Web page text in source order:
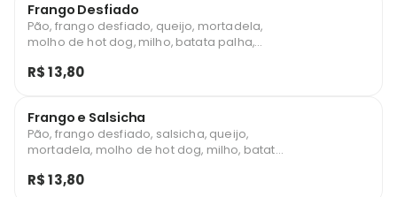
Frango Desfiado
Pão, frango desfiado, queijo, mortadela,
molho de hot dog, milho, batata palha,
R$ 13,80
Frango e Salsicha
Pão, frango desfiado, salsicha, queijo,
mortadela, molho de hot dog, milho, batata
R$ 13,80